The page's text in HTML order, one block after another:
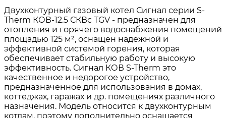
Двухконтурный газовый котел Сигнал серии S-
Therm КОВ-12.5 СКВс TGV - предназначен для
отопления и горячего водоснабжения помещений
площадью 125 м², оснащен надежной и
эффективной системой горения, которая
обеспечивает стабильную работу и высокую
эффективность. Сигнал КОВ S-Therm это
качественное и недорогое устройство,
предназначенное для использования в домах,
коттеджах, гаражах и др. помещениях различного
назначения. Модель относится к двухконтурным
котлам, поэтому дополнительно оснащается